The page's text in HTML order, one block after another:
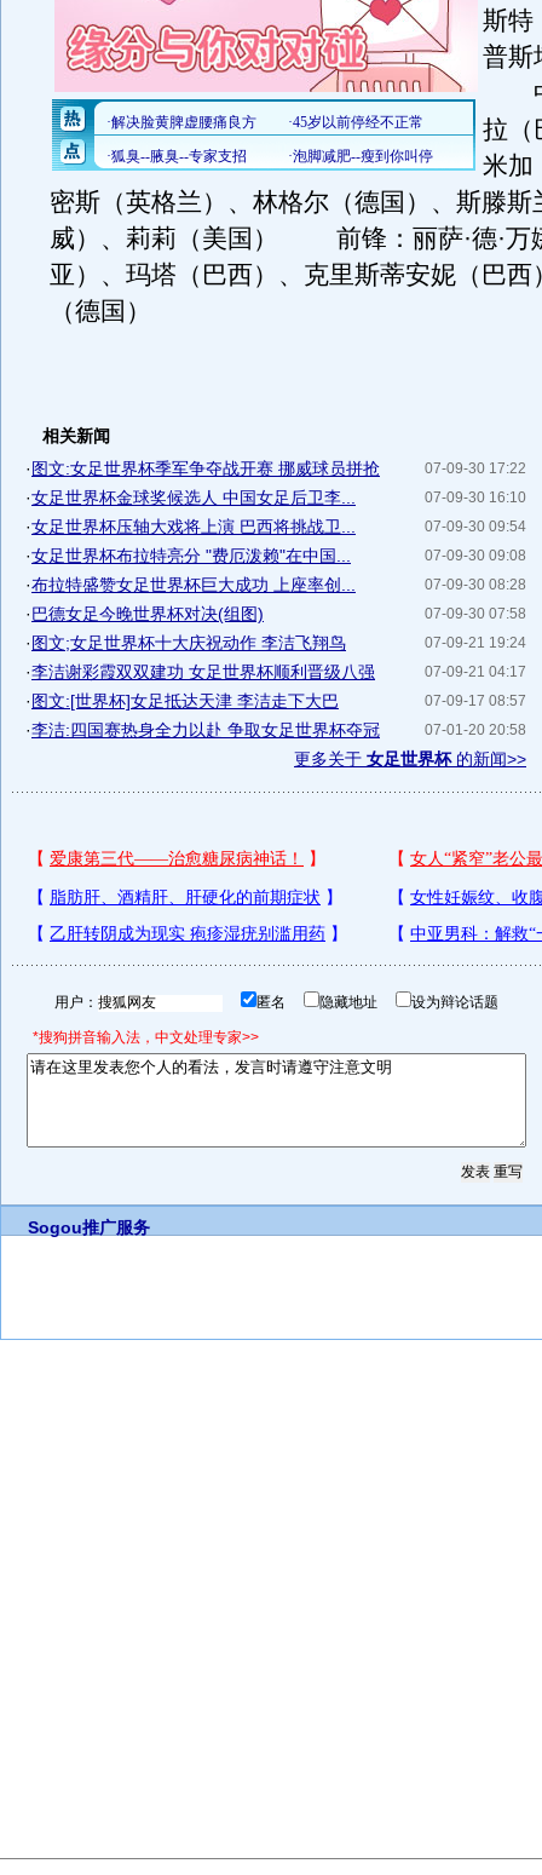
斯特
普斯
中
拉（
米加
密斯（英格兰）、林格尔（德国）、斯滕斯
威）、莉莉（美国） 前锋：丽萨·德·万
亚）、玛塔（巴西）、克里斯蒂安妮（巴西
（德国）
相关新闻
07-09-30 17:22
·图文:女足世界杯季军争夺战开赛 挪威球员拼抢
07-09-30 16:10
·女足世界杯金球奖候选人 中国女足后卫李...
07-09-30 09:54
·女足世界杯压轴大戏将上演 巴西将挑战卫...
07-09-30 09:08
·女足世界杯布拉特亮分 "费厄泼赖"在中国...
07-09-30 08:28
·布拉特盛赞女足世界杯巨大成功 上座率创...
07-09-30 07:58
·巴德女足今晚世界杯对决(组图)
07-09-21 19:24
·图文;女足世界杯十大庆祝动作 李洁飞翔鸟
07-09-21 04:17
·李洁谢彩霞双双建功 女足世界杯顺利晋级八强
07-09-17 08:57
·图文:[世界杯]女足抵达天津 李洁走下大巴
07-01-20 20:58
·李洁:四国赛热身全力以赴 争取女足世界杯夺冠
更多关于 女足世界杯的新闻>>
用户： 匿名 隐藏地址 设为辩论话题
*搜狗拼音输入法，中文处理专家>>
Sogou推广服务